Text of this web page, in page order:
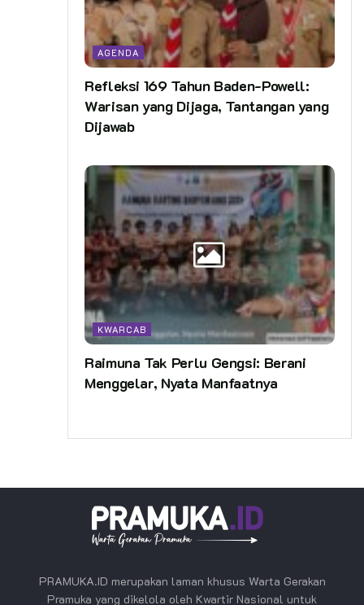
AGENDA
Refleksi 169 Tahun Baden-Powell:
Warisan yang Dijaga, Tantangan yang
Dijawab
KWARCAB
Raimuna Tak Perlu Gengsi: Berani
Menggelar, Nyata Manfaatnya
PRAMUKA.ID merupakan laman khusus Warta Gerakan
Pramuka yang dikelola oleh Kwartir Nasional untuk